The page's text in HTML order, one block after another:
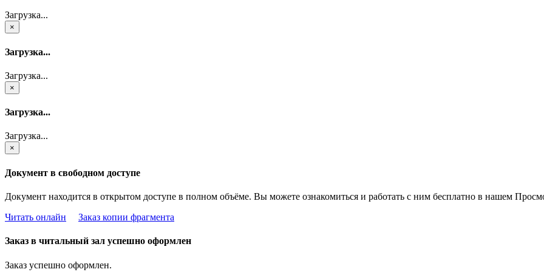
Загрузка...
×
Загрузка...
Загрузка...
×
Загрузка...
Загрузка...
×
Документ в свободном доступе
Документ находится в открытом доступе в полном объёме. Вы можете ознакомиться и работать с ним бесплатно в нашем
Читать онлайн
Заказ копии фрагмента
Заказ в читальный зал успешно оформлен
Заказ успешно оформлен.